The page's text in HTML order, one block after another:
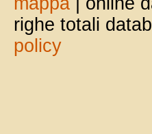
righe totali
policy